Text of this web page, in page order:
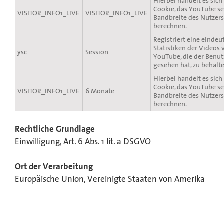
VISITOR_INFO1_LIVE VISITOR_INFO1_LIVE
Cookie, das YouTube
Bandbreite des
berechnen.
ysc Session
Registriert eine
Statistiken der Videos
YouTube, die der
gesehen hat, zu
VISITOR_INFO1_LIVE 6 Monate
Hierbei handelt es
Cookie, das YouTube
Bandbreite des
berechnen.
Rechtliche Grundlage
Einwilligung, Art. 6 Abs. 1 lit. a DSGVO
Ort der Verarbeitung
Europäische Union, Vereinigte Staaten von Amerika